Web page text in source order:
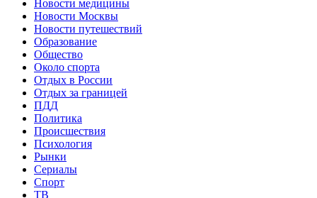
Новости медицины
Новости Москвы
Новости путешествий
Образование
Общество
Около спорта
Отдых в России
Отдых за границей
ПДД
Политика
Происшествия
Психология
Рынки
Сериалы
Спорт
ТВ